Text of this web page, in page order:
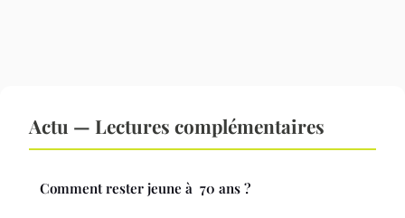
Actu — Lectures complémentaires
Comment rester jeune à 70 ans ?